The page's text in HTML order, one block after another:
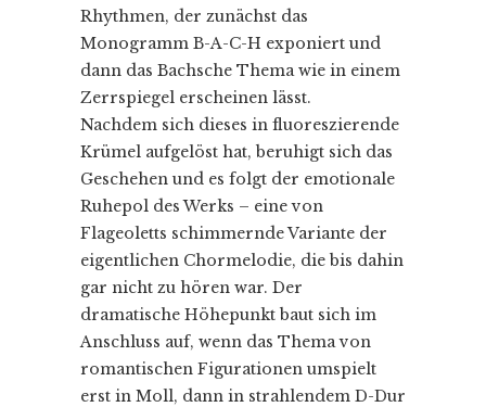
Rhythmen, der zunächst das
Monogramm B-A-C-H exponiert und
dann das Bachsche Thema wie in einem
Zerrspiegel erscheinen lässt.
Nachdem sich dieses in fluoreszierende
Krümel aufgelöst hat, beruhigt sich das
Geschehen und es folgt der emotionale
Ruhepol des Werks – eine von
Flageoletts schimmernde Variante der
eigentlichen Chormelodie, die bis dahin
gar nicht zu hören war. Der
dramatische Höhepunkt baut sich im
Anschluss auf, wenn das Thema von
romantischen Figurationen umspielt
erst in Moll, dann in strahlendem D-Dur